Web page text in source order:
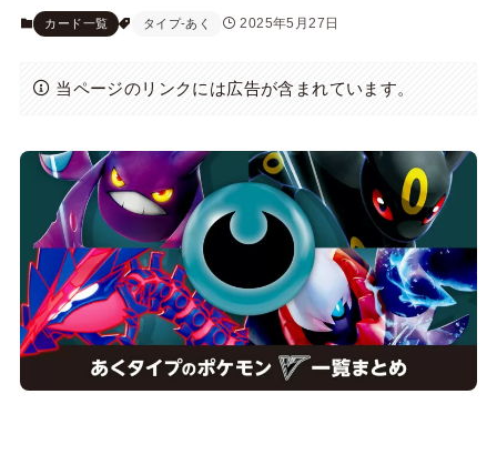
カード一覧 タイプ-あく 2025年5月27日
当ページのリンクには広告が含まれています。